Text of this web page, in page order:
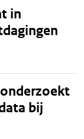
in
bij